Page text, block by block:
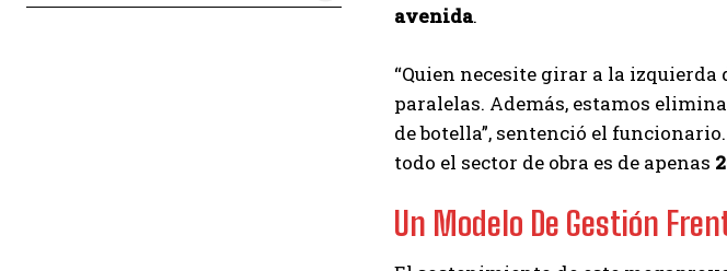
avenida.
“Quien necesite girar a la
paralelas. Además, estamos
de botella”, sentenció el
todo el sector de obra es de apenas
Un Modelo De Gestión